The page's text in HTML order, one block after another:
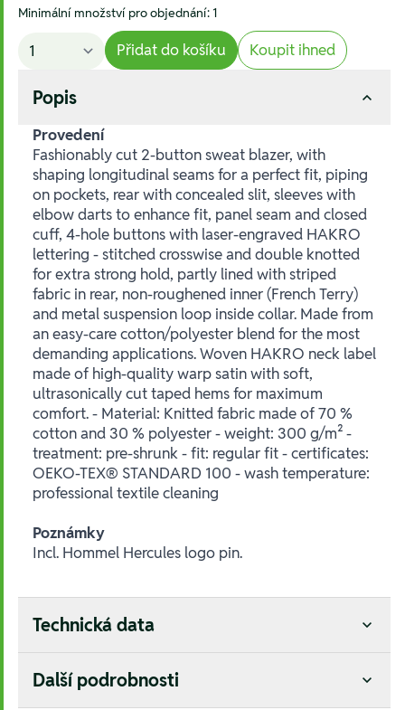
Minimální množství pro objednání: 1
Přidat do košíku Koupit ihned
Popis
Provedení
Fashionably cut 2-button sweat blazer, with
shaping longitudinal seams for a perfect fit, piping
on pockets, rear with concealed slit, sleeves with
elbow darts to enhance fit, panel seam and closed
cuff, 4-hole buttons with laser-engraved HAKRO
lettering - stitched crosswise and double knotted
for extra strong hold, partly lined with striped
fabric in rear, non-roughened inner (French Terry)
and metal suspension loop inside collar. Made from
an easy-care cotton/polyester blend for the most
demanding applications. Woven HAKRO neck label
made of high-quality warp satin with soft,
ultrasonically cut taped hems for maximum
comfort. - Material: Knitted fabric made of 70 %
cotton and 30 % polyester - weight: 300 g/m² -
treatment: pre-shrunk - fit: regular fit - certificates:
OEKO-TEX® STANDARD 100 - wash temperature:
professional textile cleaning
Poznámky
Incl. Hommel Hercules logo pin.
Technická data
Další podrobnosti